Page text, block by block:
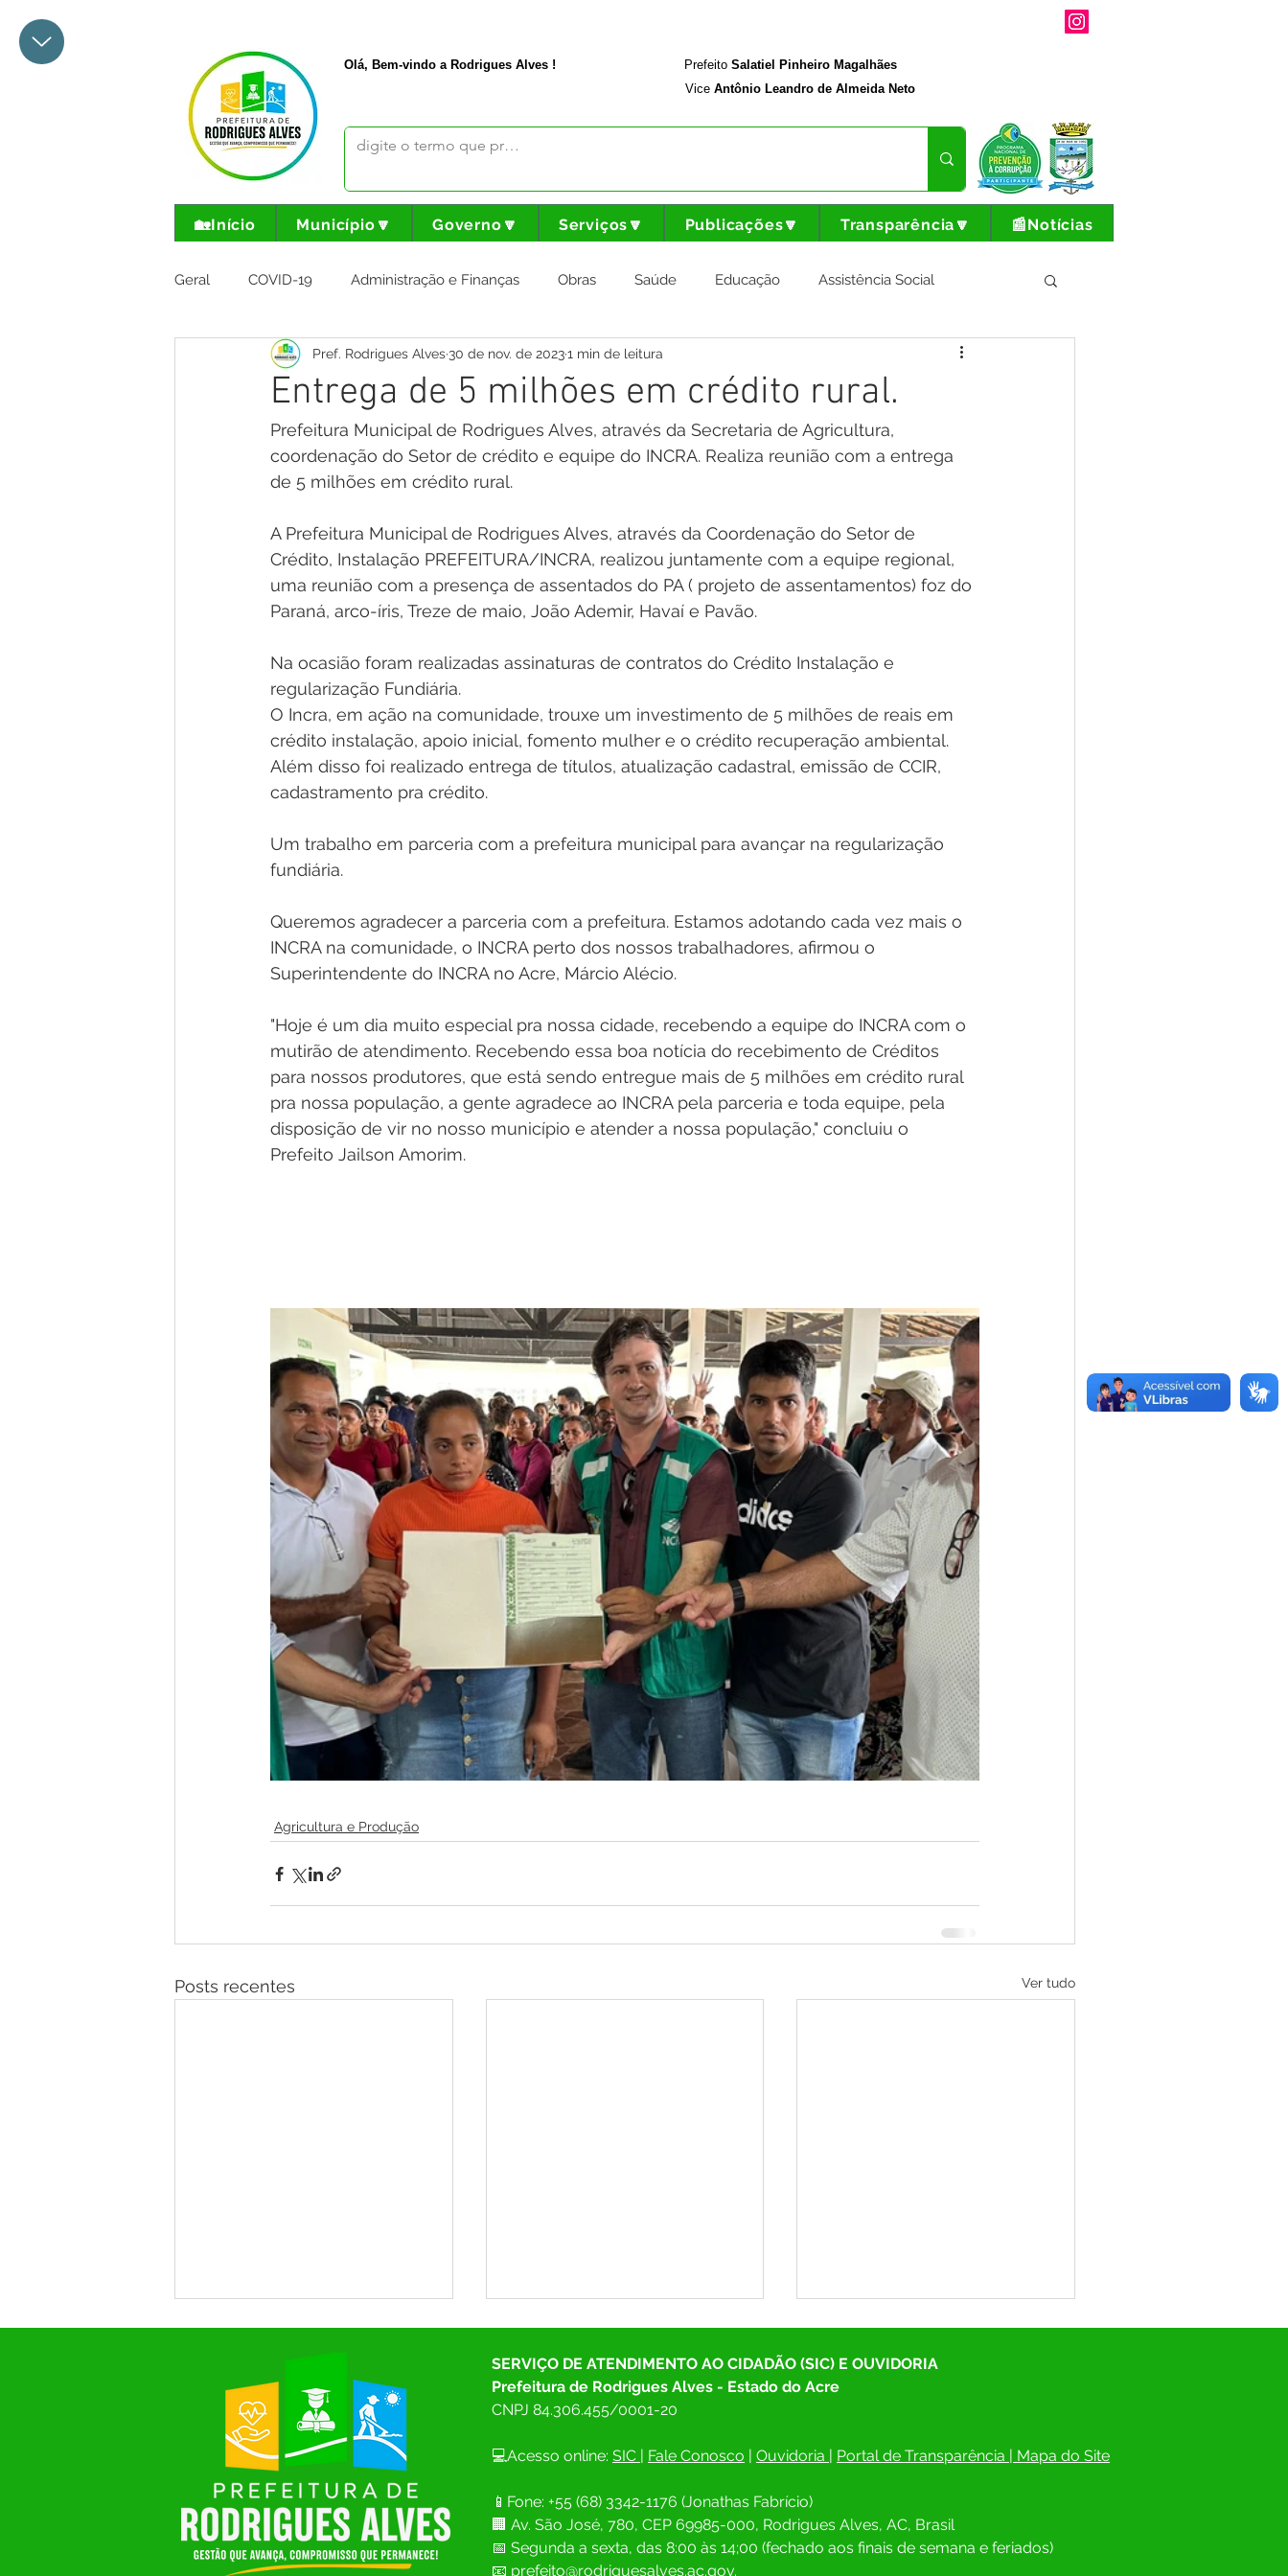
Olá, Bem-vindo a Rodrigues Alves ! Prefeito Salatiel Pinheiro Magalhães
Vice Antônio Leandro de Almeida Neto
🏡Início Município🔽 Governo🔽 Serviços🔽 Publicações🔽 Transparência🔽 📰Notícias
Geral COVID-19 Administração e Finanças Obras Saúde Educação Assistência Social
Meio Ambiente e Turismo Institucional e Governo Cultura Esporte e Lazer
Gestão e Economia No Gabinete Campanhas Datas Comemorativas Nota de Pesar
Licitações Comunidade Segurança Ordem de Serviço saúde Malária
Enchentes e Alagações Inauguração Festival da Banana
Entrega de 5 milhões em crédito rural.
Pref. Rodrigues Alves 30 de nov. de 20231 min de leitura
Prefeitura Municipal de Rodrigues Alves, através da Secretaria de Agricultura,
coordenação do Setor de crédito e equipe do INCRA. Realiza reunião com a entrega
de 5 milhões em crédito rural.
A Prefeitura Municipal de Rodrigues Alves, através da Coordenação do Setor de
Crédito, Instalação PREFEITURA/INCRA, realizou juntamente com a equipe regional,
uma reunião com a presença de assentados do PA ( projeto de assentamentos) foz do
Paraná, arco-íris, Treze de maio, João Ademir, Havaí e Pavão.
Na ocasião foram realizadas assinaturas de contratos do Crédito Instalação e
regularização Fundiária.
O Incra, em ação na comunidade, trouxe um investimento de 5 milhões de reais em
crédito instalação, apoio inicial, fomento mulher e o crédito recuperação ambiental.
Além disso foi realizado entrega de títulos, atualização cadastral, emissão de CCIR,
cadastramento pra crédito.
Um trabalho em parceria com a prefeitura municipal para avançar na regularização
fundiária.
Queremos agradecer a parceria com a prefeitura. Estamos adotando cada vez mais o
INCRA na comunidade, o INCRA perto dos nossos trabalhadores, afirmou o
Superintendente do INCRA no Acre, Márcio Alécio.
"Hoje é um dia muito especial pra nossa cidade, recebendo a equipe do INCRA com o
mutirão de atendimento. Recebendo essa boa notícia do recebimento de Créditos
para nossos produtores, que está sendo entregue mais de 5 milhões em crédito rural
pra nossa população, a gente agradece ao INCRA pela parceria e toda equipe, pela
disposição de vir no nosso município e atender a nossa população," concluiu o
Prefeito Jailson Amorim.
Agricultura e Produção
Posts recentes Ver tudo
Inauguração da Agroindústria
da COOPERCINTRA fortalece a
agricultura familiar e o
desenvolvimento sustentável
em Rodrigues Alves
participa de Oficina de
Planejamento Estratégico para
implementação da Rota do
Café em Mâncio Lima
APOIO AOS ASSENTADOS DE
RODRIGUES ALVES
SERVIÇO DE ATENDIMENTO AO CIDADÃO (SIC) E OUVIDORIA
Prefeitura de Rodrigues Alves - Estado do Acre
CNPJ 84.306.455/0001-20
💻Acesso online: SIC Fale Conosco Ouvidoria Portal de Transparência Mapa do Site
📱Fone: +55 (68) 3342-1176 (Jonathas Fabrício)
🏢 Av. São José, 780, CEP 69985-000, Rodrigues Alves, AC, Brasil
📅 Segunda a sexta, das 8:00 às 14;00 (fechado aos finais de semana e feriados)
📧 prefeito@rodriguesalves.ac.gov.